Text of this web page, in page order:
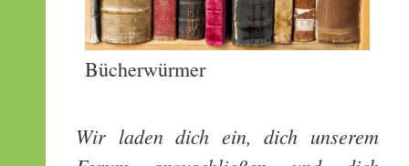
Bücherwürmer
Wir laden dich ein, dich unserem